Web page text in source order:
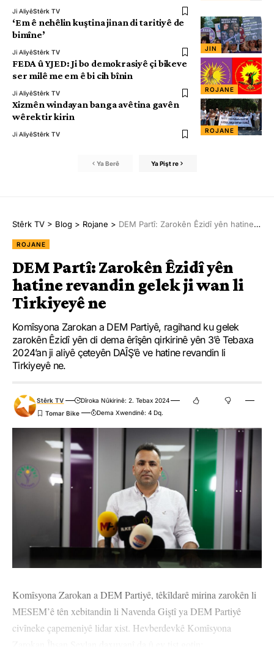
Ji AliyêStêrk TV
JIN
‘Em ê nehêlin kuştina jinan di taritiyê de
bimîne’
Ji AliyêStêrk TV
ROJANE
FEDA û YJED: Ji bo demokrasiyê çi bikeve
ser milê me em ê bi cih bînin
Ji AliyêStêrk TV
ROJANE
Xizmên windayan banga avêtina gavên
wêrektir kirin
Ji AliyêStêrk TV
Ya Berê Ya Pişt re
Stêrk TV > Blog > Rojane > DEM Partî: Zarokên Êzidî yên hatine revandin gelek ji wan li Tirkiyeyê ne
ROJANE
DEM Partî: Zarokên Êzidî yên
hatine revandin gelek ji wan li
Tirkiyeyê ne
Komîsyona Zarokan a DEM Partiyê, ragihand ku gelek
zarokên Êzidî yên di dema êrîşên qirkirinê yên 3’ê Tebaxa
2024’an ji aliyê çeteyên DAÎŞ’ê ve hatine revandin li
Tirkiyeyê ne.
Stêrk TV
Dîroka Nûkirinê: 2. Tebax 2024
Dema Xwendinê: 4 Dq.
Komîsyona Zarokan a DEM Partiyê, têkîldarê mirina zarokên li
MESEM’ê tên xebitandin li Navenda Giştî ya DEM Partiyê
civîneke çapemeniyê lidar xist. Hevberdevkê Komîsyona